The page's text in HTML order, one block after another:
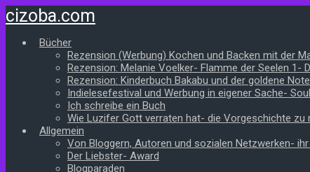
Zum
Hauptinhalt
springen
cizoba.com
Bücher
Rezension (Werbung) Kochen und Backen mit der
Rezension: Melanie Voelker- Flamme der Seelen 1-
Rezension: Kinderbuch Bakabu und der goldene
Indielesefestival und Werbung in eigener Sache-
Ich schreibe ein Buch
Wie Luzifer Gott verraten hat- die Vorgeschichte zu
Allgemein
Von Bloggern, Autoren und sozialen Netzwerken-
Der Liebster- Award
Blogparaden